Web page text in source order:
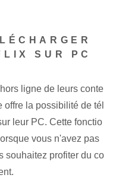
SUR PC
ligne de leurs conte
offre la possibilité de tél
leur PC. Cette fonctio
vous n'avez pas
souhaitez profiter du co